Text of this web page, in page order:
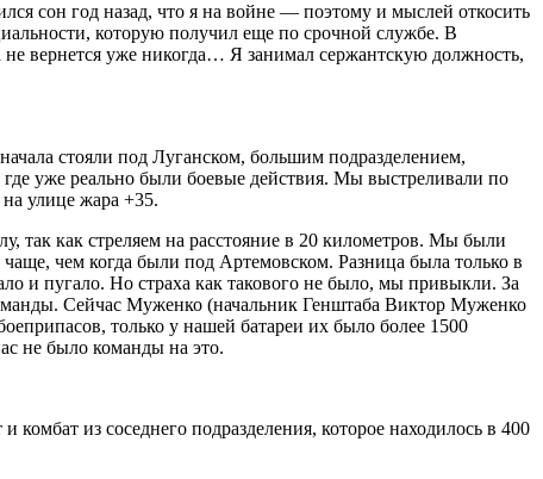
сон год назад, что я на войне — поэтому и мыслей откосить
которую получил еще по срочной службе. В
не вернется уже никогда… Я занимал сержантскую должность,
стояли под Луганском, большим подразделением,
уже реально были боевые действия. Мы выстреливали по
улице жара +35.
так как стреляем на расстояние в 20 километров. Мы были
чем когда были под Артемовском. Разница была только в
и пугало. Но страха как такового не было, мы привыкли. За
Сейчас Муженко (начальник Генштаба Виктор Муженко
только у нашей батареи их было более 1500
не было команды на это.
из соседнего подразделения, которое находилось в 400